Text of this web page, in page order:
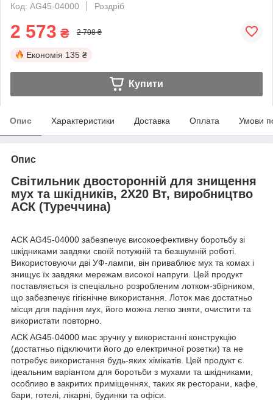
Код: AG45-04000
Роздріб
2 573 ₴ 2 708 ₴
Економія 135 ₴
Купити
Опис Характеристики Доставка Оплата Умови
Опис
Світильник двосторонній для знищення
мух та шкідників, 2X20 Вт, виробництво
АСК (Туреччина)
ACK AG45-04000 забезпечує високоефективну боротьбу зі
шкідниками завдяки своїй потужній та безшумній роботі.
Використовуючи дві УФ-лампи, він приваблює мух та комах і
знищує їх завдяки мережам високої напруги. Цей продукт
поставляється із спеціально розробленим лотком-збірником,
що забезпечує гігієнічне використання. Лоток має достатньо
місця для падіння мух, його можна легко зняти, очистити та
використати повторно.
ACK AG45-04000 має зручну у використанні конструкцію
(достатньо підключити його до електричної розетки) та не
потребує використання будь-яких хімікатів. Цей продукт є
ідеальним варіантом для боротьби з мухами та шкідниками,
особливо в закритих приміщеннях, таких як ресторани, кафе,
бари, готелі, лікарні, будинки та офіси.